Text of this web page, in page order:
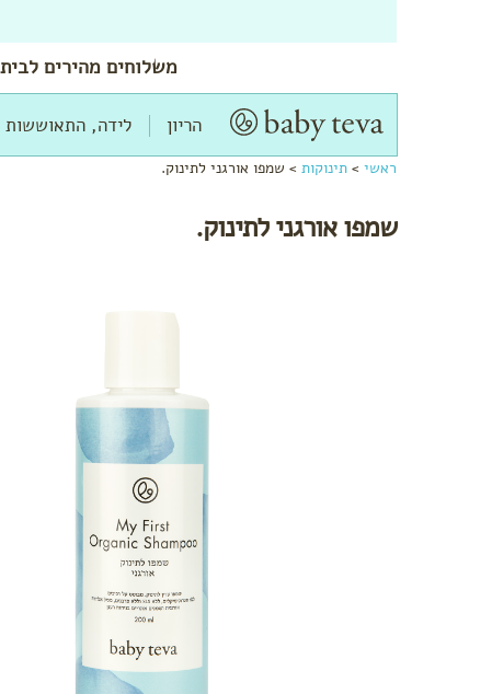
משלוחים מהירים
הריון לידה, התאוששות
ראשי > תינוקות > שמפו אורגני לתינוק.
שמפו אורגני לתינוק.